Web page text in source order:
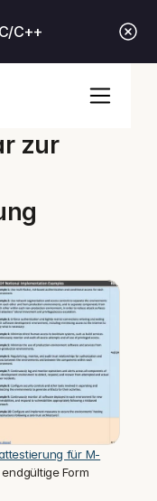
C++
zur
für M-
Form